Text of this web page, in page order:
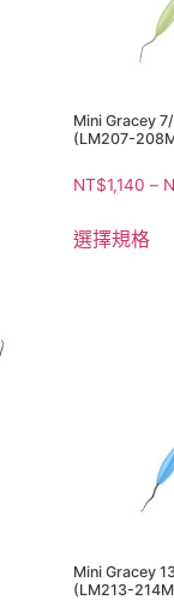
Mini Gracey
(LM207-
NT$1,140 –
選擇規格
Mini Gracey
(LM213-